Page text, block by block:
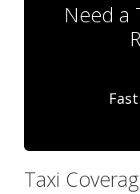
Need a
Taxi